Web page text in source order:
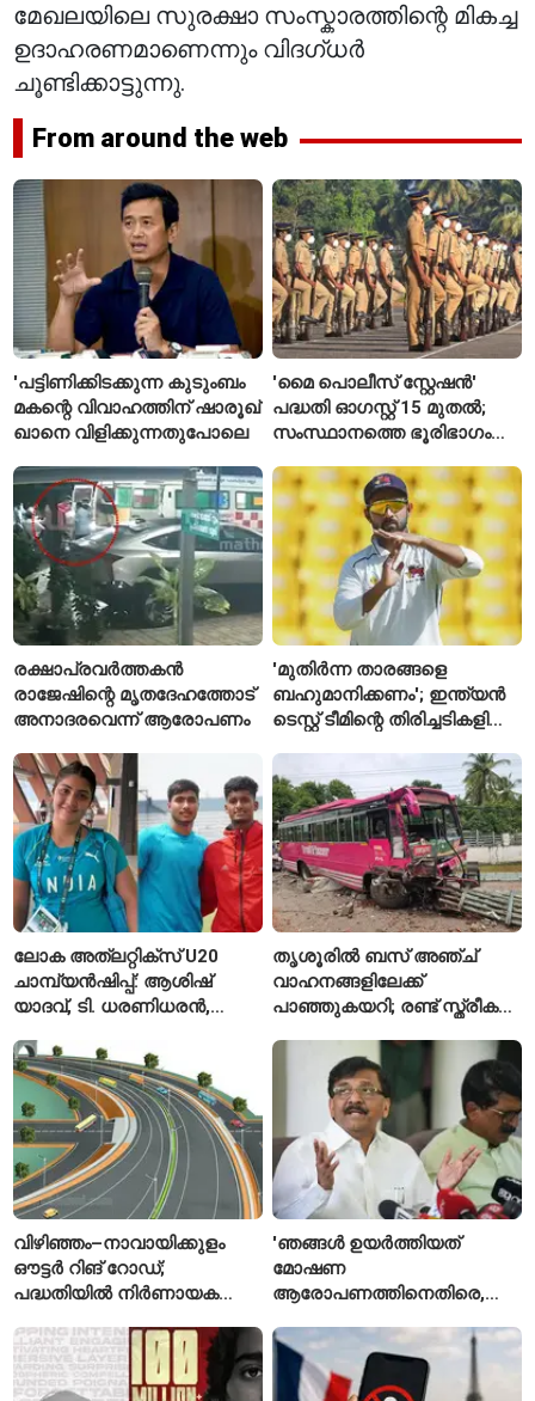
മേഖലയിലെ സുരക്ഷാ സംസ്കാരത്തിന്റെ മികച്ച
ഉദാഹരണമാണെന്നും വിദഗ്ധർ
ചൂണ്ടിക്കാട്ടുന്നു.
From around the web
'പട്ടിണിക്കിടക്കുന്ന കുടുംബം
മകന്റെ വിവാഹത്തിന് ഷാരൂഖ്
ഖാനെ വിളിക്കുന്നതുപോലെ
'മൈ പൊലീസ് സ്റ്റേഷൻ'
പദ്ധതി ഓഗസ്റ്റ് 15 മുതൽ;
സംസ്ഥാനത്തെ ഭൂരിഭാഗം
എസ്‌ഐമാർക്ക്
രക്ഷാപ്രവർത്തകൻ
രാജേഷിന്റെ മൃതദേഹത്തോട്
അനാദരവെന്ന് ആരോപണം
'മുതിർന്ന താരങ്ങളെ
ബഹുമാനിക്കണം'; ഇന്ത്യൻ
ടെസ്റ്റ് ടീമിന്റെ തിരിച്ചടികളിൽ
രഹാനെ
ലോക അത്‌ലറ്റിക്സ് U20
ചാമ്പ്യൻഷിപ്പ്: ആശിഷ്
യാദവ്, ടി. ധരണിധരൻ,
ഫൈനലിൽ
തൃശൂരിൽ ബസ് അഞ്ച്
വാഹനങ്ങളിലേക്ക്
പാഞ്ഞുകയറി; രണ്ട് സ്ത്രീകൾ
വിഴിഞ്ഞം–നാവായിക്കുളം
ഔട്ടർ റിങ് റോഡ്;
പദ്ധതിയിൽ നിർണായക
വിശദീകരണം
'ഞങ്ങൾ ഉയർത്തിയത്
മോഷണ
ആരോപണത്തിനെതിരെ,
റിജിജുവിന് മറുപടിയുമായി
സഞ്ജയ് റാവത്ത്